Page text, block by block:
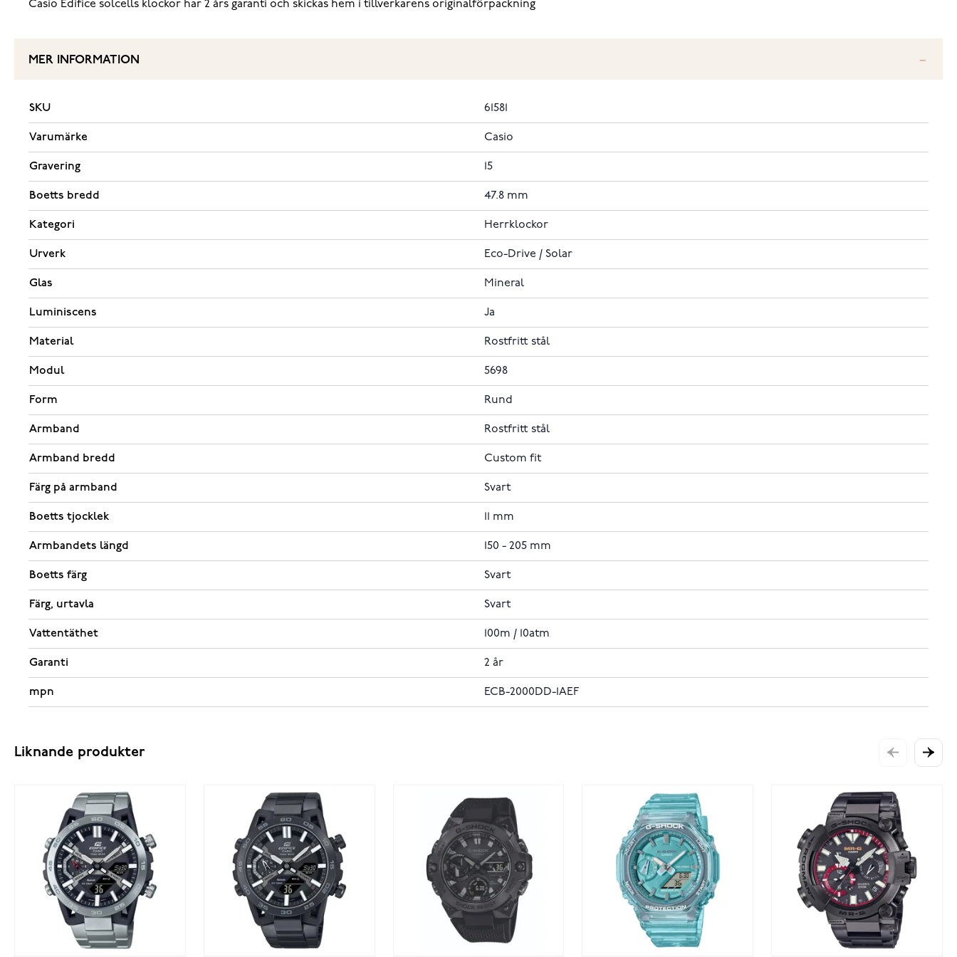
Casio Edifice solcells klockor har 2 års garanti och skickas hem i tillverkarens originalförpackning
MER INFORMATION
SKU 61581
Varumärke Casio
Gravering 15
Boetts bredd 47.8 mm
Kategori Herrklockor
Urverk Eco-Drive / Solar
Glas Mineral
Luminiscens Ja
Material Rostfritt stål
Modul 5698
Form Rund
Armband Rostfritt stål
Armband bredd Custom fit
Färg på armband Svart
Boetts tjocklek 11 mm
Armbandets längd 150 - 205 mm
Boetts färg Svart
Färg, urtavla Svart
Vattentäthet 100m / 10atm
Garanti 2 år
mpn ECB-2000DD-1AEF
Liknande produkter